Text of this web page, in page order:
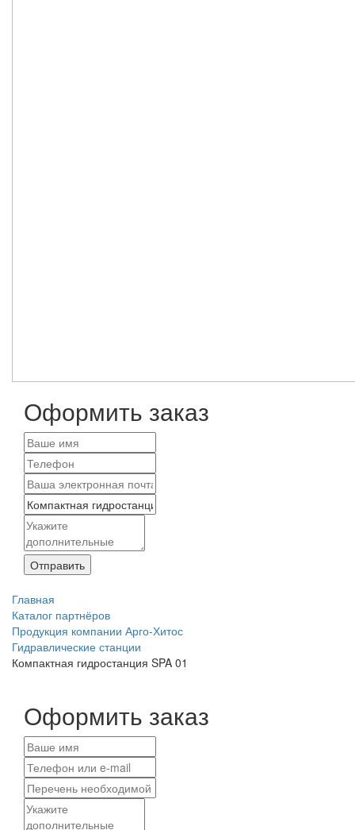
Оформить заказ
Отправить
Главная
Каталог партнёров
Продукция компании Арго-Хитос
Гидравлические станции
Компактная гидростанция SPA 01
Оформить заказ